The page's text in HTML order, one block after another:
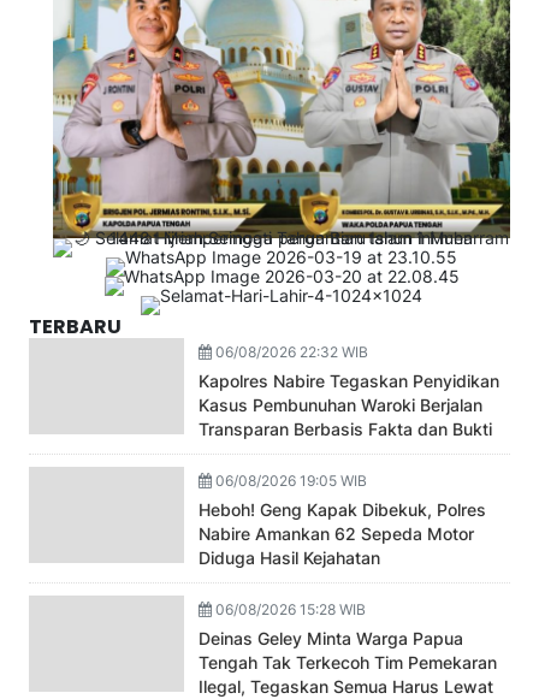
TERBARU
06/08/2026 22:32 WIB
Kapolres Nabire Tegaskan Penyidikan
Kasus Pembunuhan Waroki Berjalan
Transparan Berbasis Fakta dan Bukti
06/08/2026 19:05 WIB
Heboh! Geng Kapak Dibekuk, Polres
Nabire Amankan 62 Sepeda Motor
Diduga Hasil Kejahatan
06/08/2026 15:28 WIB
Deinas Geley Minta Warga Papua
Tengah Tak Terkecoh Tim Pemekaran
Ilegal, Tegaskan Semua Harus Lewat